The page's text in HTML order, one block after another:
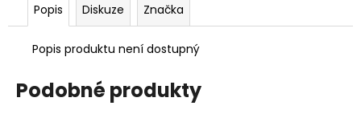
Popis Diskuze Značka
Popis produktu není dostupný
Podobné produkty